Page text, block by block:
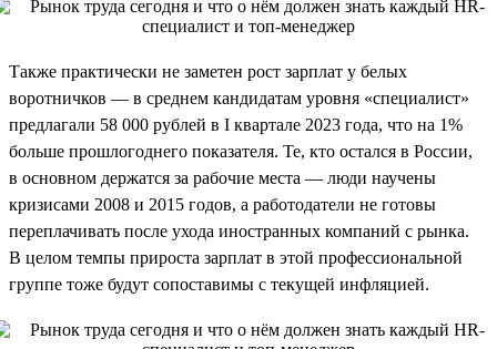
Также практически не заметен рост зарплат у белых
воротничков — в среднем кандидатам уровня «специалист»
предлагали 58 000 рублей в I квартале 2023 года, что на 1%
больше прошлогоднего показателя. Те, кто остался в России,
в основном держатся за рабочие места — люди научены
кризисами 2008 и 2015 годов, а работодатели не готовы
переплачивать после ухода иностранных компаний с рынка.
В целом темпы прироста зарплат в этой профессиональной
группе тоже будут сопоставимы с текущей инфляцией.